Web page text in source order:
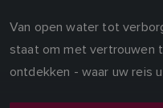
Van open water tot
staat om met vertrouwen
ontdekken - waar uw reis